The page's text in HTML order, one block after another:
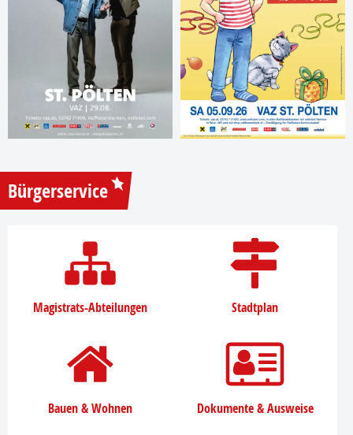
Bürgerservice
Magistrats-Abteilungen Stadtplan
Bauen & Wohnen Dokumente & Ausweise